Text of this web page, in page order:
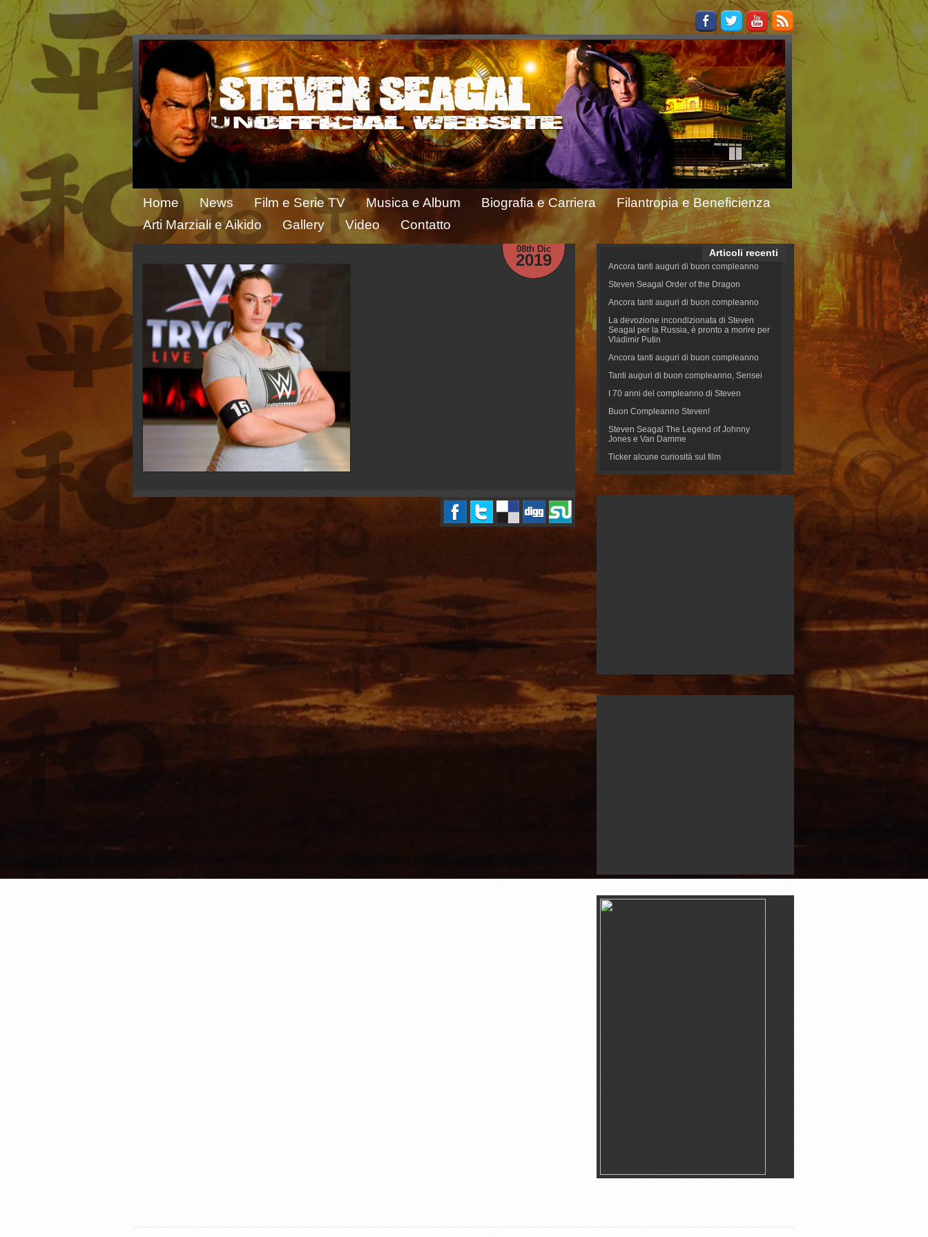
Home News Film e Serie TV Musica e Album Biografia e Carriera
Filantropia e Beneficienza
Arti Marziali e Aikido
Gallery Video Contatto
08th Dic
2019 Articoli recenti
Ancora tanti auguri di buon compleanno
Steven Seagal Order of the Dragon
Ancora tanti auguri di buon compleanno
La devozione incondizionata di Steven
Seagal per la Russia, è pronto a morire per
Vladimir Putin
Ancora tanti auguri di buon compleanno
Tanti auguri di buon compleanno, Sensei
I 70 anni del compleanno di Steven
Buon Compleanno Steven!
Steven Seagal The Legend of Johnny
Jones e Van Damme
Ticker alcune curiosità sul film